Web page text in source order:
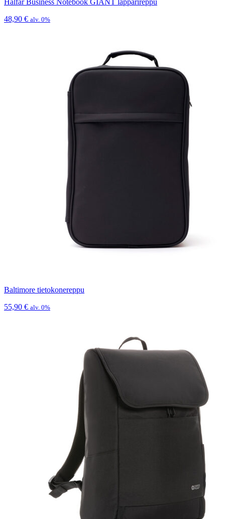
Halfar Business Notebook GIANT läppärireppu
48,90 € alv. 0%
Baltimore tietokonereppu
55,90 € alv. 0%